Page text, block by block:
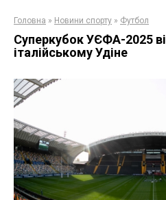
Головна » Новини спорту » Футбол
Суперкубок УЄФА-2025
італійському Удіне